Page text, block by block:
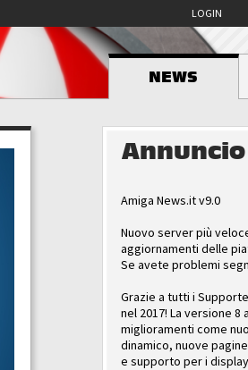
LOGIN
NEWS
Annuncio
Amiga News.it v9.0
Nuovo server più
aggiornamenti delle
Se avete problemi
Grazie a tutti i
nel 2017! La versione
miglioramenti come
dinamico, nuove
e supporto per i